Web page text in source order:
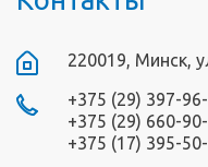
220019, Минск,
+375 (29) 397-
+375 (29) 660-
+375 (17) 395-